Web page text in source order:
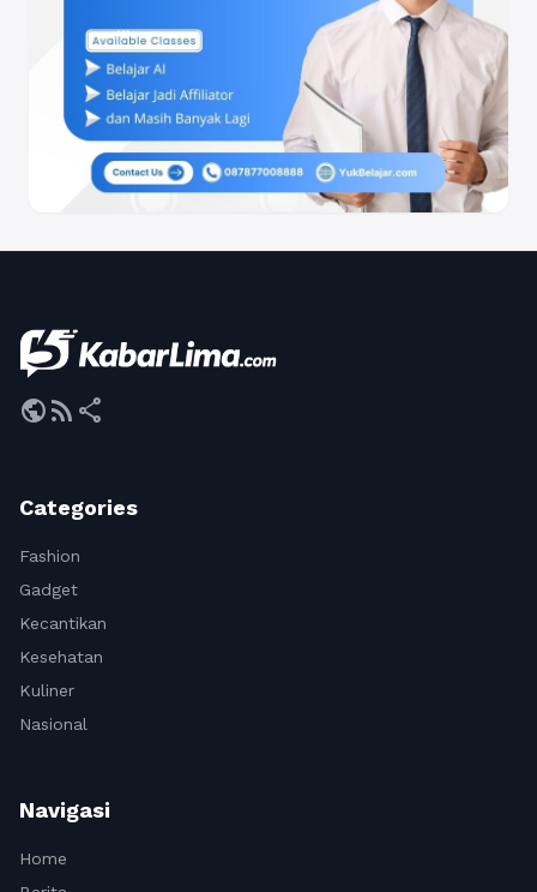
publicrss_feed share
Categories
Fashion
Gadget
Kecantikan
Kesehatan
Kuliner
Nasional
Navigasi
Home